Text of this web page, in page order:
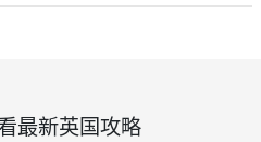
最新英国攻略